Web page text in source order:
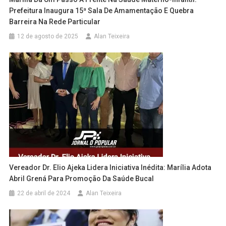
Prefeitura Inaugura 15ª Sala De Amamentação E Quebra
Barreira Na Rede Particular
12 de agosto de 2025 Alan Teixeira
Vereador Dr. Elio Ajeka Lidera Iniciativa Inédita: Marília Adota
Abril Grená Para Promoção Da Saúde Bucal
22 de abril de 2024 Alan Teixeira